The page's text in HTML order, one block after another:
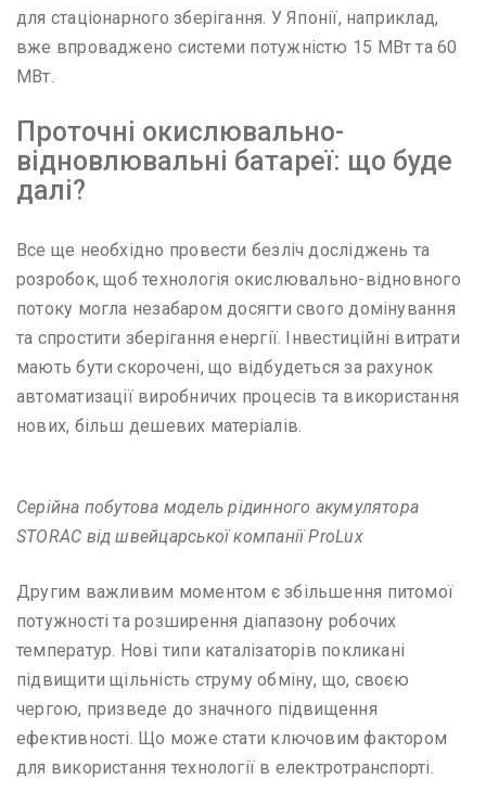
для стаціонарного зберігання. У Японії, наприклад,
вже впроваджено системи потужністю 15 МВт та 60
МВт.
Проточні окислювально-
відновлювальні батареї: що буде
далі?
Все ще необхідно провести безліч досліджень та
розробок, щоб технологія окислювально-відновного
потоку могла незабаром досягти свого домінування
та спростити зберігання енергії. Інвестиційні витрати
мають бути скорочені, що відбудеться за рахунок
автоматизації виробничих процесів та використання
нових, більш дешевих матеріалів.
Серійна побутова модель рідинного акумулятора
STORAC від швейцарської компанії ProLux
Другим важливим моментом є збільшення питомої
потужності та розширення діапазону робочих
температур. Нові типи каталізаторів покликані
підвищити щільність струму обміну, що, своєю
чергою, призведе до значного підвищення
ефективності. Що може стати ключовим фактором
для використання технології в електротранспорті.